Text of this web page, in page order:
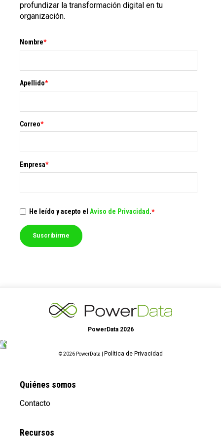
profundizar la transformación digital en tu
organización.
Nombre*
Apellido*
Correo*
Empresa*
He leído y acepto el Aviso de Privacidad .*
PowerData 2026
© 2026 PowerData | Política de Privacidad
Quiénes somos
Contacto
Recursos